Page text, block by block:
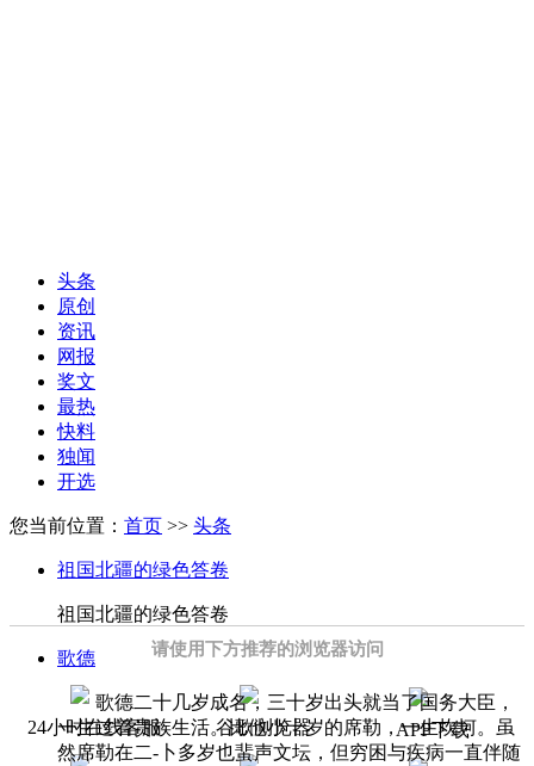
请使用下方推荐的浏览器访问
24小时在线客服 谷歌浏览器 APP下载
头条
原创
资讯
网报
奖文
最热
快料
独闻
开选
您当前位置： 首页 >> 头条
祖国北疆的绿色答卷
祖国北疆的绿色答卷
歌德
歌德二十几岁成名，三十岁出头就当了国务大臣，
一生过着贵族生活。比他小十岁的席勒，一生坎坷。虽
然席勒在二-卜多岁也蜚声文坛，但穷困与疾病一直伴随